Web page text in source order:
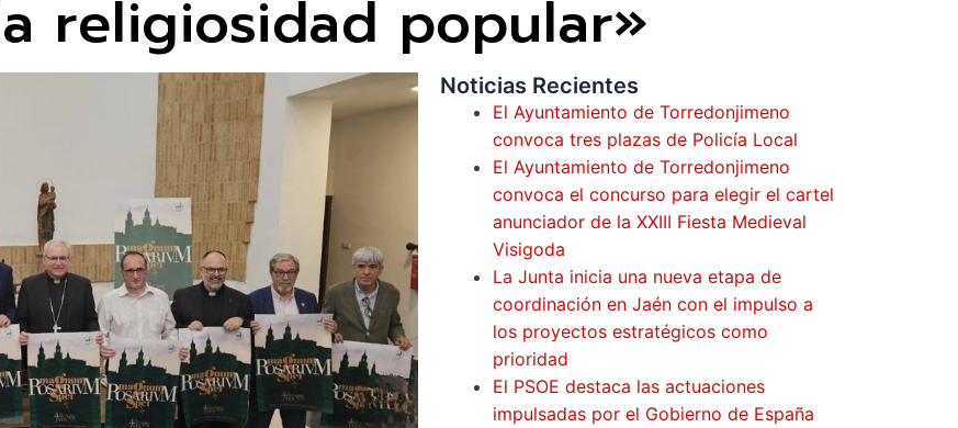
religiosidad popular»
Noticias Recientes
El Ayuntamiento de Torredonjimeno
convoca tres plazas de Policía Local
El Ayuntamiento de Torredonjimeno
convoca el concurso para elegir el cartel
anunciador de la XXIII Fiesta Medieval
Visigoda
La Junta inicia una nueva etapa de
coordinación en Jaén con el impulso a
los proyectos estratégicos como
prioridad
El PSOE destaca las actuaciones
impulsadas por el Gobierno de España